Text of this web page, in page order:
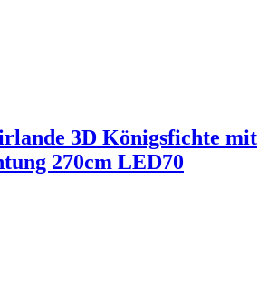
3D Königsfichte mit
270cm LED70